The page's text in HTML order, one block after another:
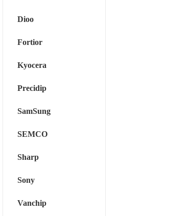
Dioo
Fortior
Kyocera
Precidip
SamSung
SEMCO
Sharp
Sony
Vanchip